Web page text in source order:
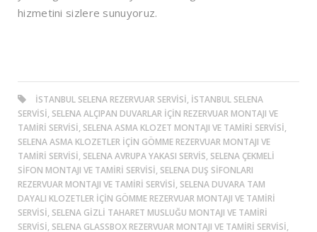
hizmetini sizlere sunuyoruz.
ISTANBUL SELENA REZERVUAR SERVISI, ISTANBUL SELENA
SERVISI, SELENA ALÇIPAN DUVARLAR IÇIN REZERVUAR MONTAJI VE
TAMIRI SERVISI, SELENA ASMA KLOZET MONTAJI VE TAMIRI SERVISI,
SELENA ASMA KLOZETLER IÇIN GÖMME REZERVUAR MONTAJI VE
TAMIRI SERVISI, SELENA AVRUPA YAKASI SERVIS, SELENA ÇEKMELI
SIFON MONTAJI VE TAMIRI SERVISI, SELENA DUŞ SIFONLARI
REZERVUAR MONTAJI VE TAMIRI SERVISI, SELENA DUVARA TAM
DAYALI KLOZETLER IÇIN GÖMME REZERVUAR MONTAJI VE TAMIRI
SERVISI, SELENA GIZLI TAHARET MUSLUĞU MONTAJI VE TAMIRI
SERVISI, SELENA GLASSBOX REZERVUAR MONTAJI VE TAMIRI SERVISI,